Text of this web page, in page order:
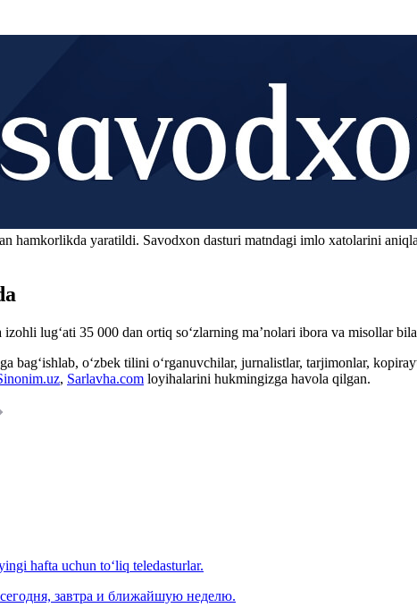
hamkorlikda yaratildi. Savodxon dasturi matndagi imlo xatolarini
lug‘ati 35 000 dan ortiq so‘zlarning ma’nolari ibora va misollar
bag‘ishlab, o‘zbek tilini o‘rganuvchilar, jurnalistlar, tarjimonlar,
, Sarlavha.com loyihalarini hukmingizga havola qilgan.
hafta uchun to‘liq teledasturlar.
завтра и ближайшую неделю.